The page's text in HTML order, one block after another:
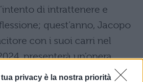
tua privacy è la nostra priorità
di intrattenere e
quest’anno, Jacopo
con i suoi carri nel
presenterà un’opera